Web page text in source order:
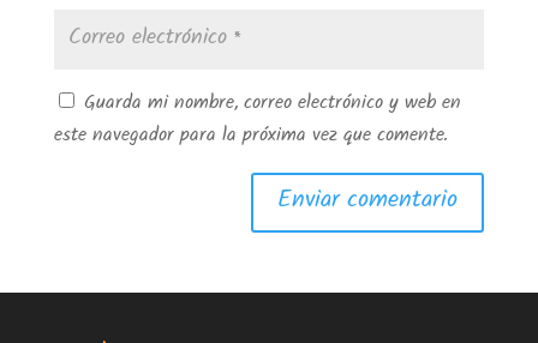
Guarda mi nombre, correo electrónico y web en
este navegador para la próxima vez que comente.